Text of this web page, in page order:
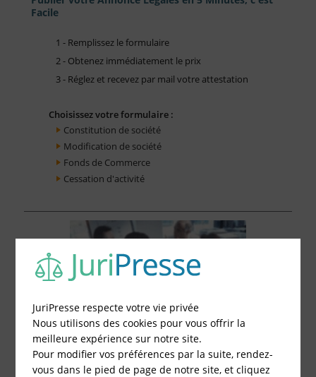
Facile
1 - Remplissez le formulaire
2 - Obtenez immédiatement le prix
3 - Réglez et recevez par mail votre attestation
Choisissez votre formulaire :
Constitution de société
Modification de société
Fonds de Commerce
Cessation d'activité
JuriPresse respecte votre vie privée
Nous utilisons des cookies pour vous offrir la
meilleure expérience sur notre site.
Pour modifier vos préférences par la suite, rendez-
vous dans le pied de page de notre site, et cliquez